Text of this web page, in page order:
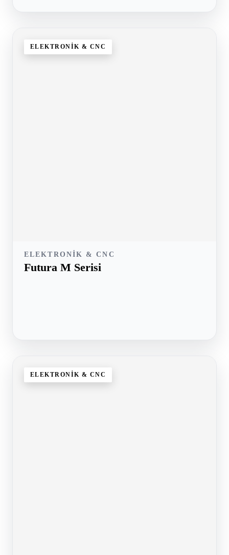
ELEKTRONIK & CNC
ELEKTRONIK & CNC
Futura M Serisi
ELEKTRONIK & CNC